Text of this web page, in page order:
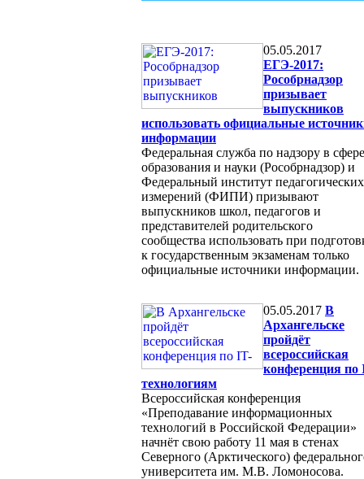
05.05.2017
ЕГЭ-2017:
Рособрнадзор
призывает
выпускников
использовать официальные
информации
Федеральная служба по надзору в сфере
образования и науки (Рособрнадзор) и
Федеральный институт педагогических
измерений (ФИПИ) призывают
выпускников школ, педагогов и
представителей родительского
сообщества использовать при
к государственным экзаменам только
официальные источники информации.
05.05.2017 В
Архангельске
пройдёт
всероссийская
конференция по
технологиям
Всероссийская конференция
«Преподавание информационных
технологий в Российской Федерации»
начнёт свою работу 11 мая в стенах
Северного (Арктического)
университета им. М.В. Ломоносова.